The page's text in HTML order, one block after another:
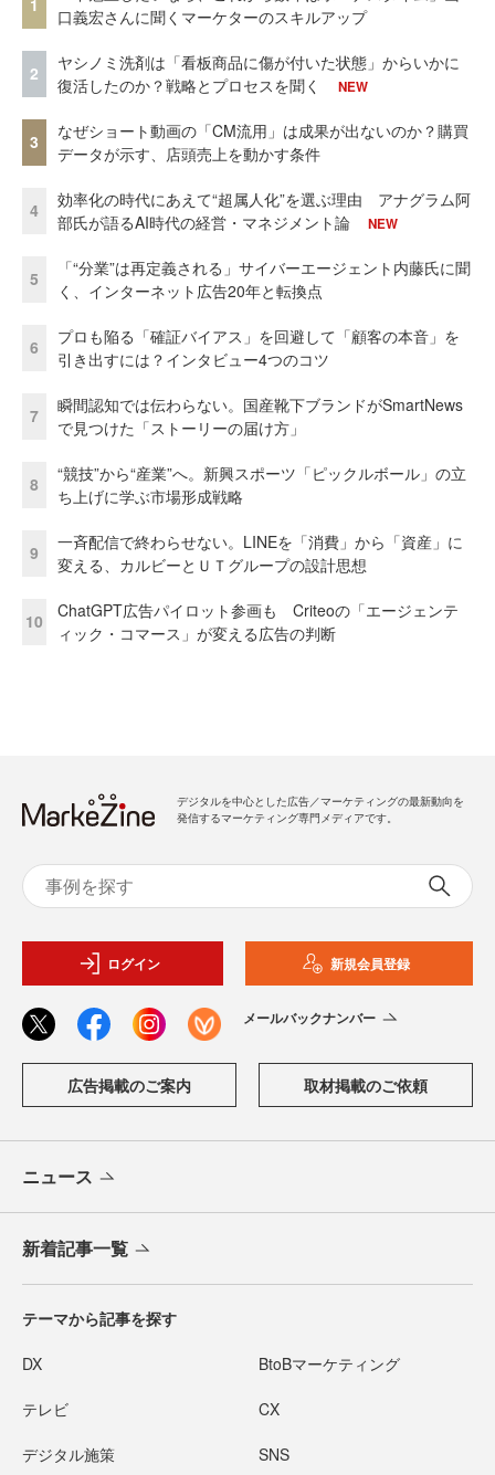
1
口義宏さんに聞くマーケターのスキルアップ
2
ヤシノミ洗剤は「看板商品に傷が付いた状態」からいかに
復活したのか？戦略とプロセスを聞く
NEW
3
なぜショート動画の「CM流用」は成果が出ないのか？購買
データが示す、店頭売上を動かす条件
4
効率化の時代にあえて“超属人化”を選ぶ理由 アナグラム阿
部氏が語るAI時代の経営・マネジメント論
NEW
5
「“分業”は再定義される」サイバーエージェント内藤氏に聞
く、インターネット広告20年と転換点
6
プロも陥る「確証バイアス」を回避して「顧客の本音」を
引き出すには？インタビュー4つのコツ
7
瞬間認知では伝わらない。国産靴下ブランドがSmartNews
で見つけた「ストーリーの届け方」
8
“競技”から“産業”へ。新興スポーツ「ピックルボール」の立
ち上げに学ぶ市場形成戦略
9
一斉配信で終わらせない。LINEを「消費」から「資産」に
変える、カルビーとＵＴグループの設計思想
10
ChatGPT広告パイロット参画も Criteoの「エージェンテ
ィック・コマース」が変える広告の判断
デジタルを中心とした広告／マーケティングの最新動向を
発信するマーケティング専門メディアです。
ログイン 新規会員登録
メールバックナンバー
広告掲載のご案内 取材掲載のご依頼
ニュース
新着記事一覧
テーマから記事を探す
DX BtoBマーケティング
テレビ CX
デジタル施策 SNS